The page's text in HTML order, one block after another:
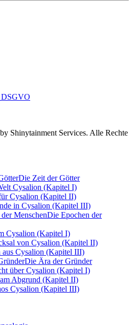
DSGVO
Shinytainment Services. Alle Rechte
Die Zeit der Götter
Cysalion (Kapitel I)
Cysalion (Kapitel II)
in Cysalion (Kapitel III)
Die Epochen der
Cysalion (Kapitel I)
von Cysalion (Kapitel II)
aus Cysalion (Kapitel III)
Die Ära der Gründer
über Cysalion (Kapitel I)
Abgrund (Kapitel II)
Cysalion (Kapitel III)